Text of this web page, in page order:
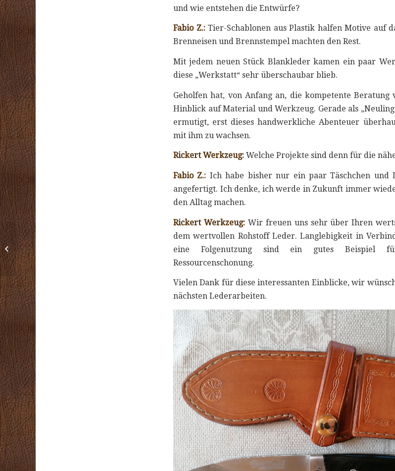
und wie entstehen die Entwürfe?
Fabio Z.:Tier-Schablonen aus Plastik halfen Motive auf
Brenneisen und Brennstempel machten den Rest.
Mit jedem neuen Stück Blankleder kamen ein paar
diese „Werkstatt“ sehr überschaubar blieb.
Geholfen hat, von Anfang an, die kompetente Beratung
Hinblick auf Material und Werkzeug. Gerade als
ermutigt, erst dieses handwerkliche Abenteuer
mit ihm zu wachsen.
Rickert Werkzeug: Welche Projekte sind denn für die
Fabio Z.: Ich habe bisher nur ein paar Täschchen und
angefertigt. Ich denke, ich werde in Zukunft immer
den Alltag machen.
Rickert Werkzeug:Wir freuen uns sehr über Ihren
dem wertvollen Rohstoff Leder. Langlebigkeit in
eine Folgenutzung sind ein gutes Beispiel
Ressourcenschonung.
Vielen Dank für diese interessanten Einblicke, wir
nächsten Lederarbeiten.
Kunde Ulrich K. –
Lederhandwerk